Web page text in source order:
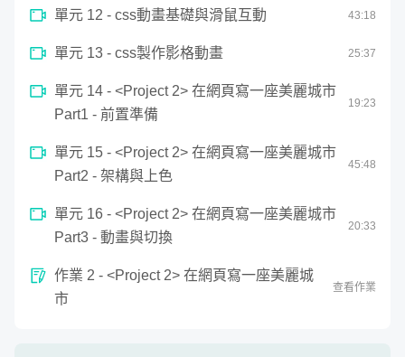
第一階段：將 HTML/CSS 融會貫通，輕
鬆入門順暢進階sass/pug
在課程的開頭，除了講解如何製作網頁，更是要傳授如何用
單元 12 - css動畫基礎與滑鼠互動 43:18
單元 13 - css製作影格動畫 25:37
單元 14 - <Project 2> 在網頁寫一座美麗城市
Part1 - 前置準備
19:23
單元 15 - <Project 2> 在網頁寫一座美麗城市
Part2 - 架構與上色
45:48
單元 16 - <Project 2> 在網頁寫一座美麗城市
Part3 - 動畫與切換
20:33
作業 2 - <Project 2> 在網頁寫一座美麗城
市
查看作業